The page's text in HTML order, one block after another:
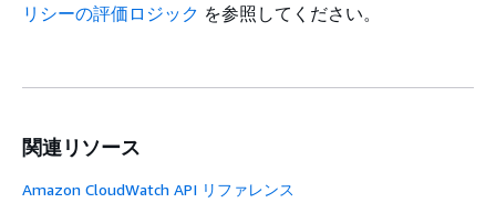
リシーの評価ロジック を参照してください。
関連リソース
Amazon CloudWatch API リファレンス